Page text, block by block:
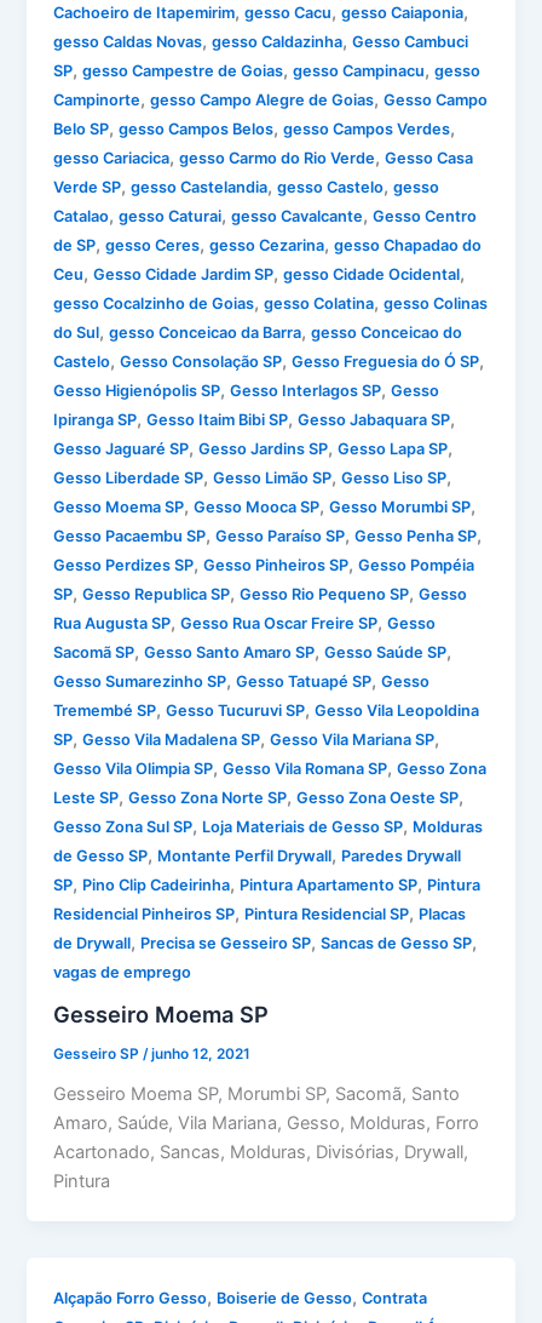
Cachoeiro de Itapemirim,gesso Cacu,gesso Caiaponia,
gesso Caldas Novas,gesso Caldazinha,Gesso Cambuci
SP,gesso Campestre de Goias,gesso Campinacu,gesso
Campinorte,gesso Campo Alegre de Goias,Gesso Campo
Belo SP,gesso Campos Belos,gesso Campos Verdes,
gesso Cariacica,gesso Carmo do Rio Verde,Gesso Casa
Verde SP,gesso Castelandia,gesso Castelo,gesso
Catalao,gesso Caturai,gesso Cavalcante,Gesso Centro
de SP,gesso Ceres,gesso Cezarina,gesso Chapadao do
Ceu,Gesso Cidade Jardim SP,gesso Cidade Ocidental,
gesso Cocalzinho de Goias,gesso Colatina,gesso Colinas
do Sul,gesso Conceicao da Barra,gesso Conceicao do
Castelo,Gesso Consolação SP,Gesso Freguesia do Ó SP,
Gesso Higienópolis SP,Gesso Interlagos SP,Gesso
Ipiranga SP,Gesso Itaim Bibi SP,Gesso Jabaquara SP,
Gesso Jaguaré SP,Gesso Jardins SP,Gesso Lapa SP,
Gesso Liberdade SP,Gesso Limão SP,Gesso Liso SP,
Gesso Moema SP,Gesso Mooca SP,Gesso Morumbi SP,
Gesso Pacaembu SP,Gesso Paraíso SP,Gesso Penha SP,
Gesso Perdizes SP,Gesso Pinheiros SP,Gesso Pompéia
SP,Gesso Republica SP,Gesso Rio Pequeno SP,Gesso
Rua Augusta SP,Gesso Rua Oscar Freire SP,Gesso
Sacomã SP,Gesso Santo Amaro SP,Gesso Saúde SP,
Gesso Sumarezinho SP,Gesso Tatuapé SP,Gesso
Tremembé SP,Gesso Tucuruvi SP,Gesso Vila Leopoldina
SP,Gesso Vila Madalena SP,Gesso Vila Mariana SP,
Gesso Vila Olimpia SP,Gesso Vila Romana SP,Gesso Zona
Leste SP,Gesso Zona Norte SP,Gesso Zona Oeste SP,
Gesso Zona Sul SP, Loja Materiais de Gesso SP, Molduras
de Gesso SP, Montante Perfil Drywall, Paredes Drywall
SP, Pino Clip Cadeirinha, Pintura Apartamento SP, Pintura
Residencial Pinheiros SP, Pintura Residencial SP, Placas
de Drywall, Precisa se Gesseiro SP,Sancas de Gesso SP,
vagas de emprego
Gesseiro Moema SP
Gesseiro SP /junho 12, 2021
Gesseiro Moema SP, Morumbi SP, Sacomã, Santo
Amaro, Saúde, Vila Mariana, Gesso, Molduras, Forro
Acartonado, Sancas, Molduras, Divisórias, Drywall,
Pintura
Alçapão Forro Gesso, Boiserie de Gesso,Contrata